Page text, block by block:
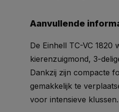
Aanvullende
De Einhell TC-VC
kierenzuigmond, 3-
Dankzij zijn compacte
gemakkelijk te
voor intensieve klussen.